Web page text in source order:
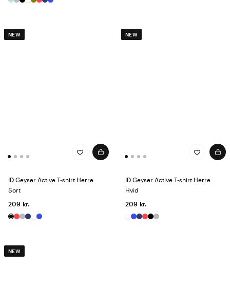
NEW
ID Geyser Active T-shirt Herre
Sort
209 kr.
NEW
ID Geyser Active T-shirt Herre
Hvid
209 kr.
NEW